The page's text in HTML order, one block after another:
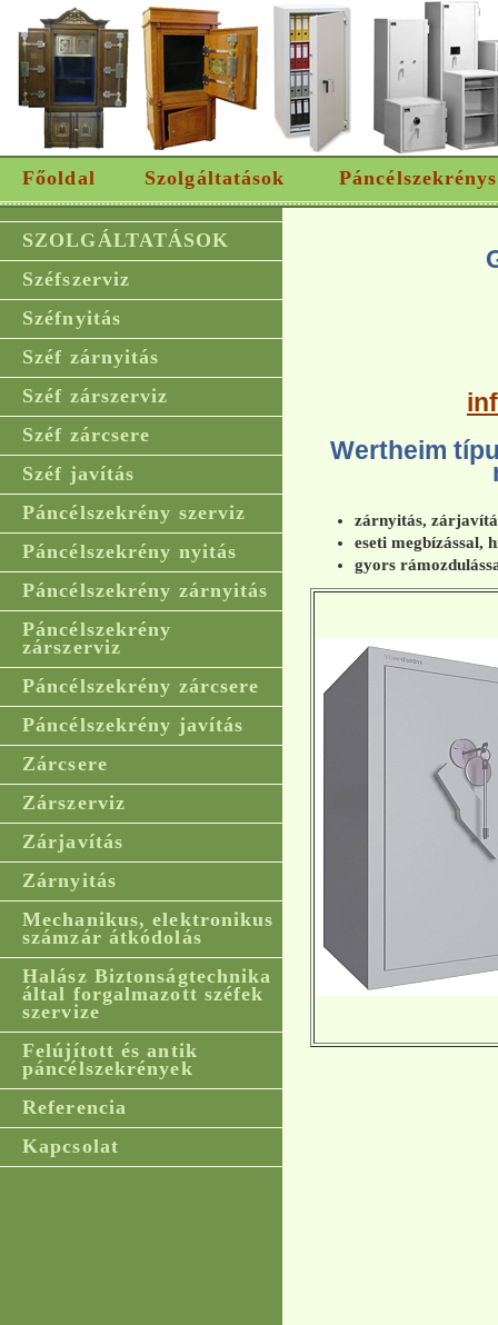
Főoldal Szolgáltatások
SZOLGÁLTATÁSOK
Széfszerviz
Széfnyitás
Széf zárnyitás
Széf zárszerviz
Széf zárcsere
Széf javítás
Páncélszekrény szerviz
Páncélszekrény nyitás
Páncélszekrény zárnyitás
Páncélszekrény
zárszerviz
Páncélszekrény zárcsere
Páncélszekrény javítás
Zárcsere
Zárszerviz
Zárjavítás
Zárnyitás
Mechanikus, elektronikus
számzár átkódolás
Halász Biztonságtechnika
által forgalmazott széfek
szervize
Felújított és antik
páncélszekrények
Referencia
Kapcsolat
Wertheim
zárnyitás,
eseti megbízással,
gyors